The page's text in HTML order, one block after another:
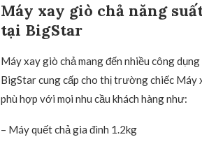
Máy xay giò chả năng
tại BigStar
Máy xay giò chả mang đến nhiều công
BigStar cung cấp cho thị trường chiếc Máy
phù hợp với mọi nhu cầu khách hàng như:
– Máy quết chả gia đình 1.2kg